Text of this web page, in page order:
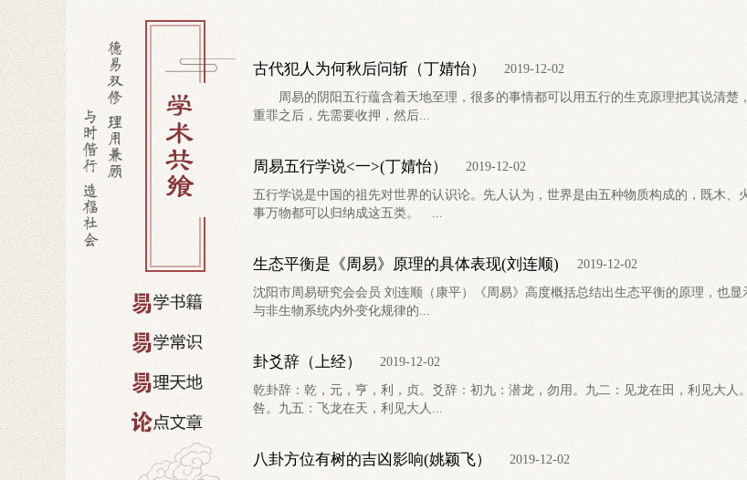
古代犯人为何秋后问斩（丁婧怡） 2019-12-02
周易的阴阳五行蕴含着天地至理，很多的事情都可以用五行的生克原理把其说清
重罪之后，先需要收押，然后...
周易五行学说<一>(丁婧怡） 2019-12-02
五行学说是中国的祖先对世界的认识论。先人认为，世界是由五种物质构成的，既木
事万物都可以归纳成这五类。 ...
生态平衡是《周易》原理的具体表现(刘连顺) 2019-12-02
沈阳市周易研究会会员 刘连顺（康平）《周易》高度概括总结出生态平衡的原理，也
与非生物系统内外变化规律的...
卦爻辞（上经） 2019-12-02
乾卦辞：乾，元，亨，利，贞。爻辞：初九：潜龙，勿用。九二：见龙在田，利见大
咎。九五：飞龙在天，利见大人...
八卦方位有树的吉凶影响(姚颖飞） 2019-12-02